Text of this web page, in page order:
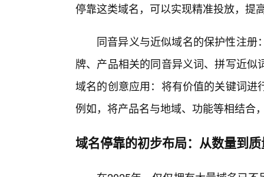
停靠这类域名，可以实现精准投放，提
同音异义与近似域名的保护性注
牌、产品相关的同音异义词、拼写近
域名的创意应用：将有价值的关键词
例如，将产品名与地域、功能等相结合
域名停靠的初步布局：从数量到